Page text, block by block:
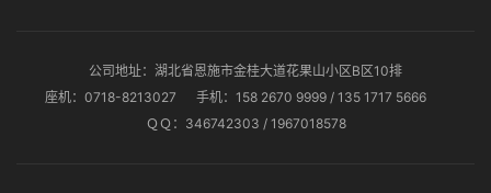
公司地址：湖北省恩施市金桂大道花果山小区B区10排
座机：0718-8213027
手机：158 2670 9999 / 135 1717 5666
ＱＱ：346742303 / 1967018578